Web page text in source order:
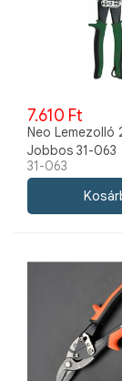
7.610 Ft
Neo Lemezolló
Jobbos 31-063
31-063